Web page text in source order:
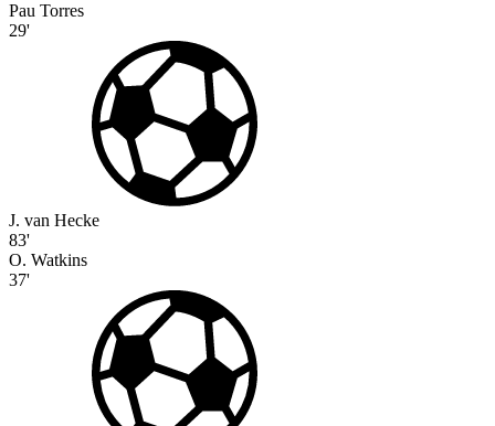
Pau Torres
29'
J. van Hecke
83'
O. Watkins
37'